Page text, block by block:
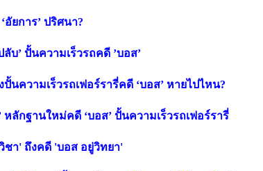
อัยการ’ ปริศนา?
บ’ ปั้นความเร็วรถคดี ’บอส’
นความเร็วรถเฟอร์รารี่คดี ‘บอส’ หายไปไหน?
ลักฐานใหม่คดี ‘บอส’ ปั้นความเร็วรถเฟอร์รารี่
ชา' ถึงคดี 'บอส อยู่วิทยา'